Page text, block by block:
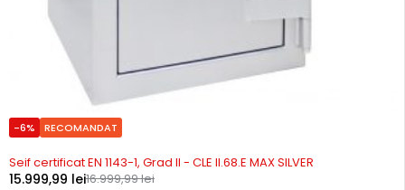
-6% RECOMANDAT
Precomanda
Seif certificat EN 1143-1, Grad II - CLE II.68.E MAX SILVER
16.999,99lei
15.999,99 lei